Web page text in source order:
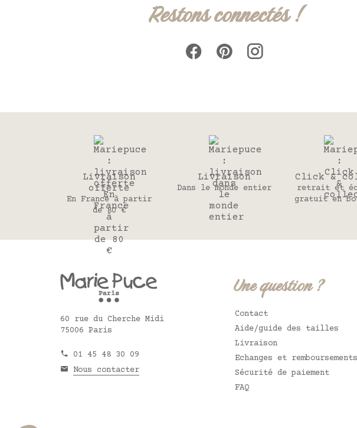
Restons connectés !
Livraison
offerte
En France à partir
de 80 €
Livraison
Dans le monde entier
Click &
retrait et
gratuit en
60 rue du Cherche Midi
75006 Paris
01 45 48 30 09
Nous contacter
Une question ?
Contact
Aide/guide des tailles
Livraison
Echanges et remboursements
Sécurité de paiement
FAQ